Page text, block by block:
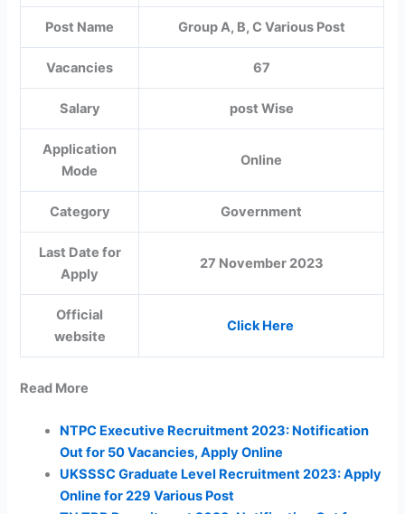
Post Name Group A, B, C Various Post
Vacancies 67
Salary post Wise
Application
Mode
Online
Category Government
Last Date for
Apply
27 November 2023
Official
website
Click Here
Read More
NTPC Executive Recruitment 2023: Notification
Out for 50 Vacancies, Apply Online
UKSSSC Graduate Level Recruitment 2023: Apply
Online for 229 Various Post